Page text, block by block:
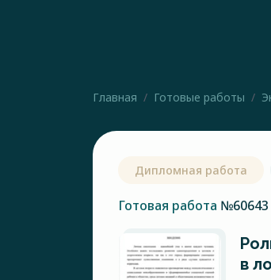
Главная Готовые работы
Дипломная работа
Готовая работа №60643
в